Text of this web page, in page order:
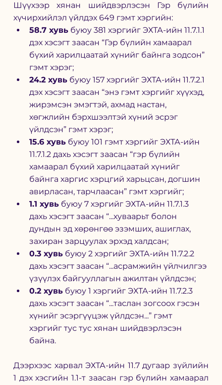
Шүүхээр хянан шийдвэрлэсэн Гэр бүлийн
хүчирхийлэл үйлдэх 649 гэмт хэргийн:
58.7 хувь буюу 381 хэргийг ЭХТА-ийн 11.7.1.1
дэх хэсэгт заасан “Гэр бүлийн хамаарал
бүхий харилцаатай хүнийг байнга зодсон”
гэмт хэрэг;
24.2 хувь буюу 157 хэргийг ЭХТА-ийн 11.7.2.1
дэх хэсэгт заасан “энэ гэмт хэргийг хүүхэд,
жирэмсэн эмэгтэй, ахмад настан,
хөгжлийн бэрхшээлтэй хүний эсрэг
үйлдсэн” гэмт хэрэг;
15.6 хувь буюу 101 гэмт хэргийг ЭХТА-ийн
11.7.1.2 дахь хэсэгт заасан “гэр бүлийн
хамаарал бүхий харилцаатай хүнийг
байнга харгис хэрцгий харьцсан, догшин
авирласан, тарчлаасан” гэмт хэргийг;
1.1 хувь буюу 7 хэргийг ЭХТА-ийн 11.7.1.3
дахь хэсэгт заасан “...хуваарьт болон
дундын эд хөрөнгөө эзэмших, ашиглах,
захиран зарцуулах эрхэд халдсан;
0.3 хувь буюу 2 хэргийг ЭХТА-ийн 11.7.2.2
дахь хэсэгт заасан “...асрамжийн үйлчилгээ
үзүүлэх байгууллагын ажилтан үйлдсэн;
0.2 хувь буюу 1 хэргийг ЭХТА-ийн 11.7.2.3
дахь хэсэгт заасан “...таслан зогсоох гэсэн
хүнийг эсэргүүцэж үйлдсэн...” гэмт
хэргийг тус тус хянан шийдвэрлэсэн
байна.
Дээрхээс харвал ЭХТА-ийн 11.7 дугаар зүйлийн
1 дэх хэсгийн 1.1-т заасан гэр бүлийн хамаарал